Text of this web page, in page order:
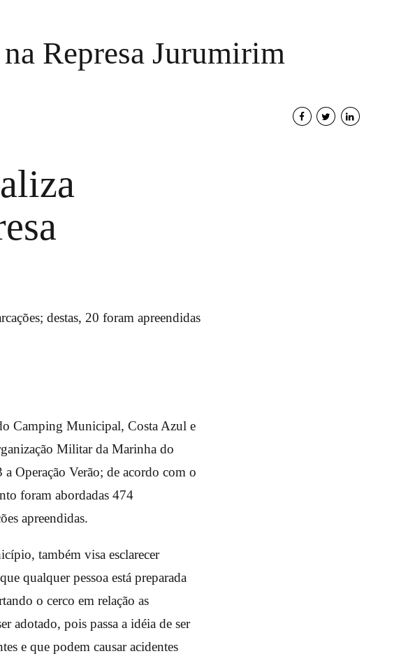
Represa Jurumirim
destas, 20 foram apreendidas
Camping Municipal, Costa Azul e
Militar da Marinha do
Operação Verão; de acordo com o
foram abordadas 474
apreendidas.
também visa esclarecer
qualquer pessoa está preparada
o cerco em relação as
adotado, pois passa a idéia de ser
e que podem causar acidentes